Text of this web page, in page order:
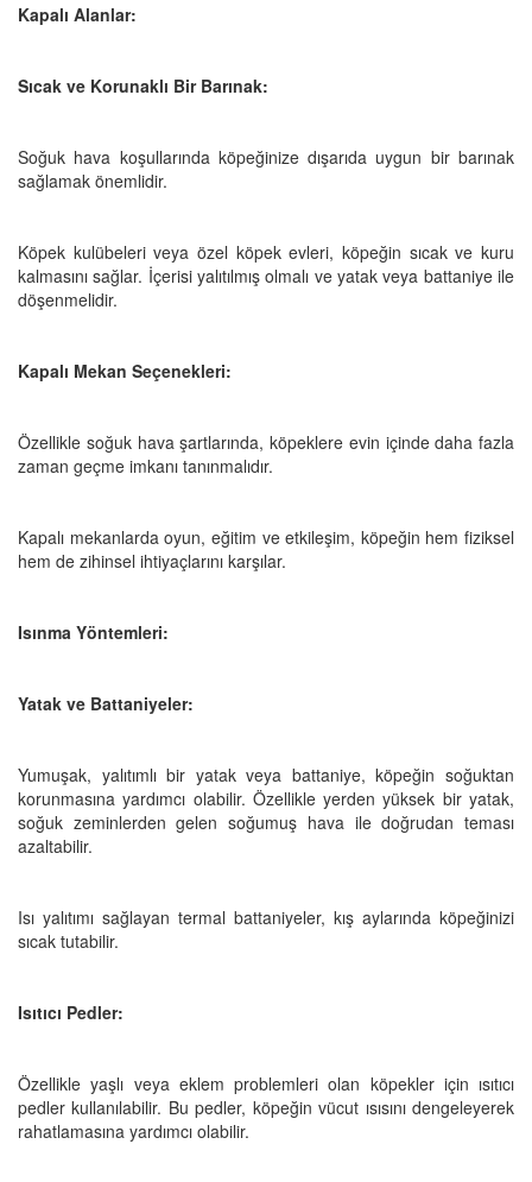
Kapalı Alanlar:
Sıcak ve Korunaklı Bir Barınak:
Soğuk hava koşullarında köpeğinize dışarıda uygun bir barınak
sağlamak önemlidir.
Köpek kulübeleri veya özel köpek evleri, köpeğin sıcak ve kuru
kalmasını sağlar. İçerisi yalıtılmış olmalı ve yatak veya battaniye ile
döşenmelidir.
Kapalı Mekan Seçenekleri:
Özellikle soğuk hava şartlarında, köpeklere evin içinde daha fazla
zaman geçme imkanı tanınmalıdır.
Kapalı mekanlarda oyun, eğitim ve etkileşim, köpeğin hem fiziksel
hem de zihinsel ihtiyaçlarını karşılar.
Isınma Yöntemleri:
Yatak ve Battaniyeler:
Yumuşak, yalıtımlı bir yatak veya battaniye, köpeğin soğuktan
korunmasına yardımcı olabilir. Özellikle yerden yüksek bir yatak,
soğuk zeminlerden gelen soğumuş hava ile doğrudan teması
azaltabilir.
Isı yalıtımı sağlayan termal battaniyeler, kış aylarında köpeğinizi
sıcak tutabilir.
Isıtıcı Pedler:
Özellikle yaşlı veya eklem problemleri olan köpekler için ısıtıcı
pedler kullanılabilir. Bu pedler, köpeğin vücut ısısını dengeleyerek
rahatlamasına yardımcı olabilir.